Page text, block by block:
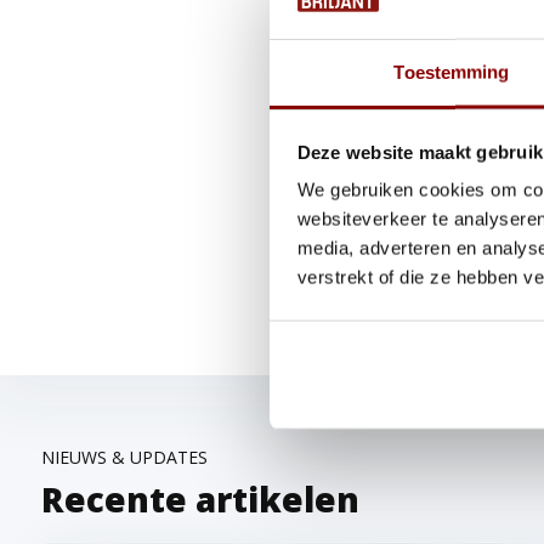
Toestemming
Deze website maakt
We gebruiken cookies om
websiteverkeer te
media, adverteren en
verstrekt of die ze hebben
Als je hebt besloten dat een
van Beddenbriljant kun je
hoofdbord geeft een
gemakkelijk schoonmaken
slaapkamer of past dit toch
een stijlvolle wandbekleding
het maken van de juiste
NIEUWS & UPDATES
Recente artikelen